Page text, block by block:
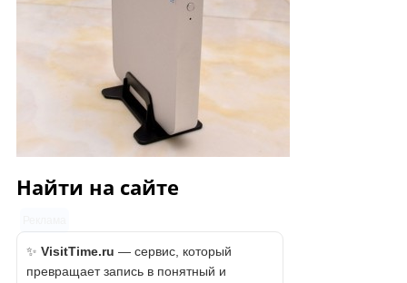
Найти на сайте
✨ VisitTime.ru — сервис, который
превращает запись в понятный и